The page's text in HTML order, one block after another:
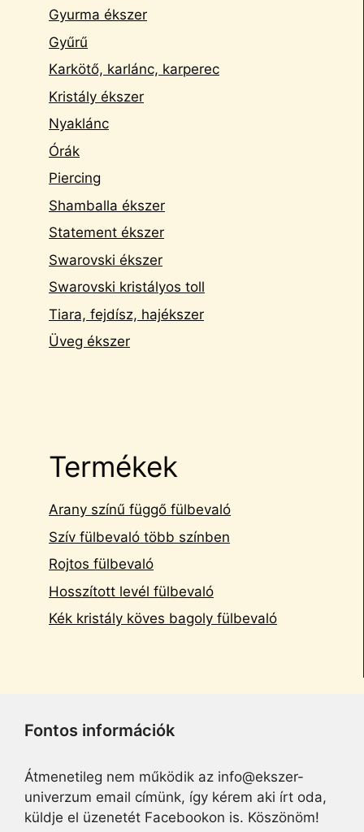
Gyurma ékszer
Gyűrű
Karkötő, karlánc, karperec
Kristály ékszer
Nyaklánc
Órák
Piercing
Shamballa ékszer
Statement ékszer
Swarovski ékszer
Swarovski kristályos toll
Tiara, fejdísz, hajékszer
Üveg ékszer
Termékek
Arany színű függő fülbevaló
Szív fülbevaló több színben
Rojtos fülbevaló
Hosszított levél fülbevaló
Kék kristály köves bagoly fülbevaló
Fontos információk
Átmenetileg nem működik az info@ekszer-
univerzum email címünk, így kérem aki írt oda,
küldje el üzenetét Facebookon is. Köszönöm!